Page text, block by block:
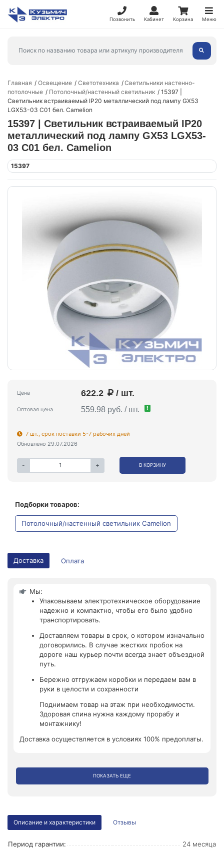
Позвонить Кабинет Корзина Меню
Главная Освещение Светотехника
Светильники настенно-
потолочные
Потолочный/настенный светильник
15397 |
Светильник встраиваемый IP20 металлический под лампу GX53
LGX53-03 C01 бел. Camelion
15397 | Светильник встраиваемый IP20
металлический под лампу GX53 LGX53-
03 C01 бел. Camelion
15397
Цена 622.2 / шт.
Оптовая цена 559.98 руб. / шт. !
7 шт., срок поставки 5-7 рабочих дней
Обновлено 29.07.2026
- + В КОРЗИНУ
Подборки товаров:
Потолочный/настенный светильник Camelion
Доставка Оплата
Мы:
Упаковываем электротехническое оборудование
надежно и компактно, чтобы его было удобно
транспортировать.
Доставляем товары в срок, о котором изначально
договорились. В случае жестких пробок на
дороге наш курьер почти всегда знает объездной
путь.
Бережно отгружаем коробки и передаем вам в
руки в целости и сохранности
Поднимаем товар на этаж при необходимости.
Здоровая спина нужна каждому прорабу и
монтажнику!
Доставка осуществляется в условиях 100% предоплаты.
ПОКАЗАТЬ ЕЩЕ
Описание и характеристики Отзывы
Период гарантии:
24 месяца